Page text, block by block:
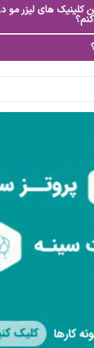
کلینیک های لیزر مو